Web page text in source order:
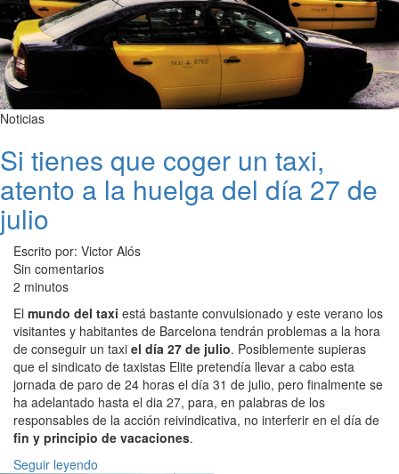
Noticias
Si tienes que coger un taxi,
atento a la huelga del día 27 de
julio
Escrito por: Victor Alós
Sin comentarios
2 minutos
El mundo del taxi está bastante convulsionado y este verano los
visitantes y habitantes de Barcelona tendrán problemas a la hora
de conseguir un taxi el día 27 de julio. Posiblemente supieras
que el sindicato de taxistas Elite pretendía llevar a cabo esta
jornada de paro de 24 horas el día 31 de julio, pero finalmente se
ha adelantado hasta el dia 27, para, en palabras de los
responsables de la acción reivindicativa, no interferir en el día de
fin y principio de vacaciones.
Seguir leyendo